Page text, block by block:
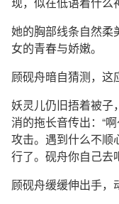
她的胸部线条自然柔
女的青春与娇嫩。
顾砚舟暗自猜测，这
妖灵儿仍旧捂着被子
消的拖长音传出：“
攻击。遇到什么不顺
行了。砚舟你自己去
顾砚舟缓缓伸出手，